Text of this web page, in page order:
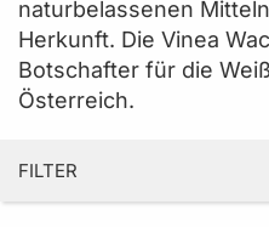
naturbelassenen
Herkunft. Die Vinea
Botschafter für die
Österreich.
FILTER